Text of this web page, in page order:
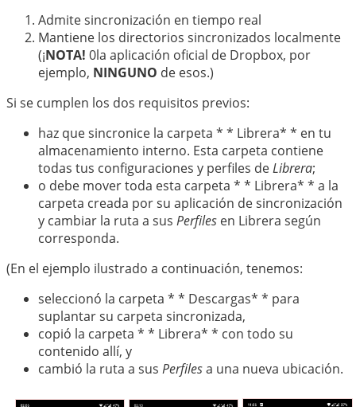
Admite sincronización en tiempo real
Mantiene los directorios sincronizados localmente
(¡NOTA! 0la aplicación oficial de Dropbox, por
ejemplo, NINGUNO de esos.)
Si se cumplen los dos requisitos previos:
haz que sincronice la carpeta * * Librera* * en tu
almacenamiento interno. Esta carpeta contiene
todas tus configuraciones y perfiles deLibrera;
o debe mover toda esta carpeta * * Librera* * a la
carpeta creada por su aplicación de sincronización
y cambiar la ruta a sus Perfiles en Librera según
corresponda.
(En el ejemplo ilustrado a continuación, tenemos:
seleccionó la carpeta * * Descargas* * para
suplantar su carpeta sincronizada,
copió la carpeta * * Librera* * con todo su
contenido allí, y
cambió la ruta a sus Perfilesa una nueva ubicación.